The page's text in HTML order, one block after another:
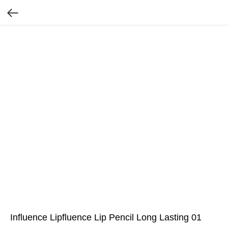
Influence Lipfluence Lip Pencil Long Lasting 01